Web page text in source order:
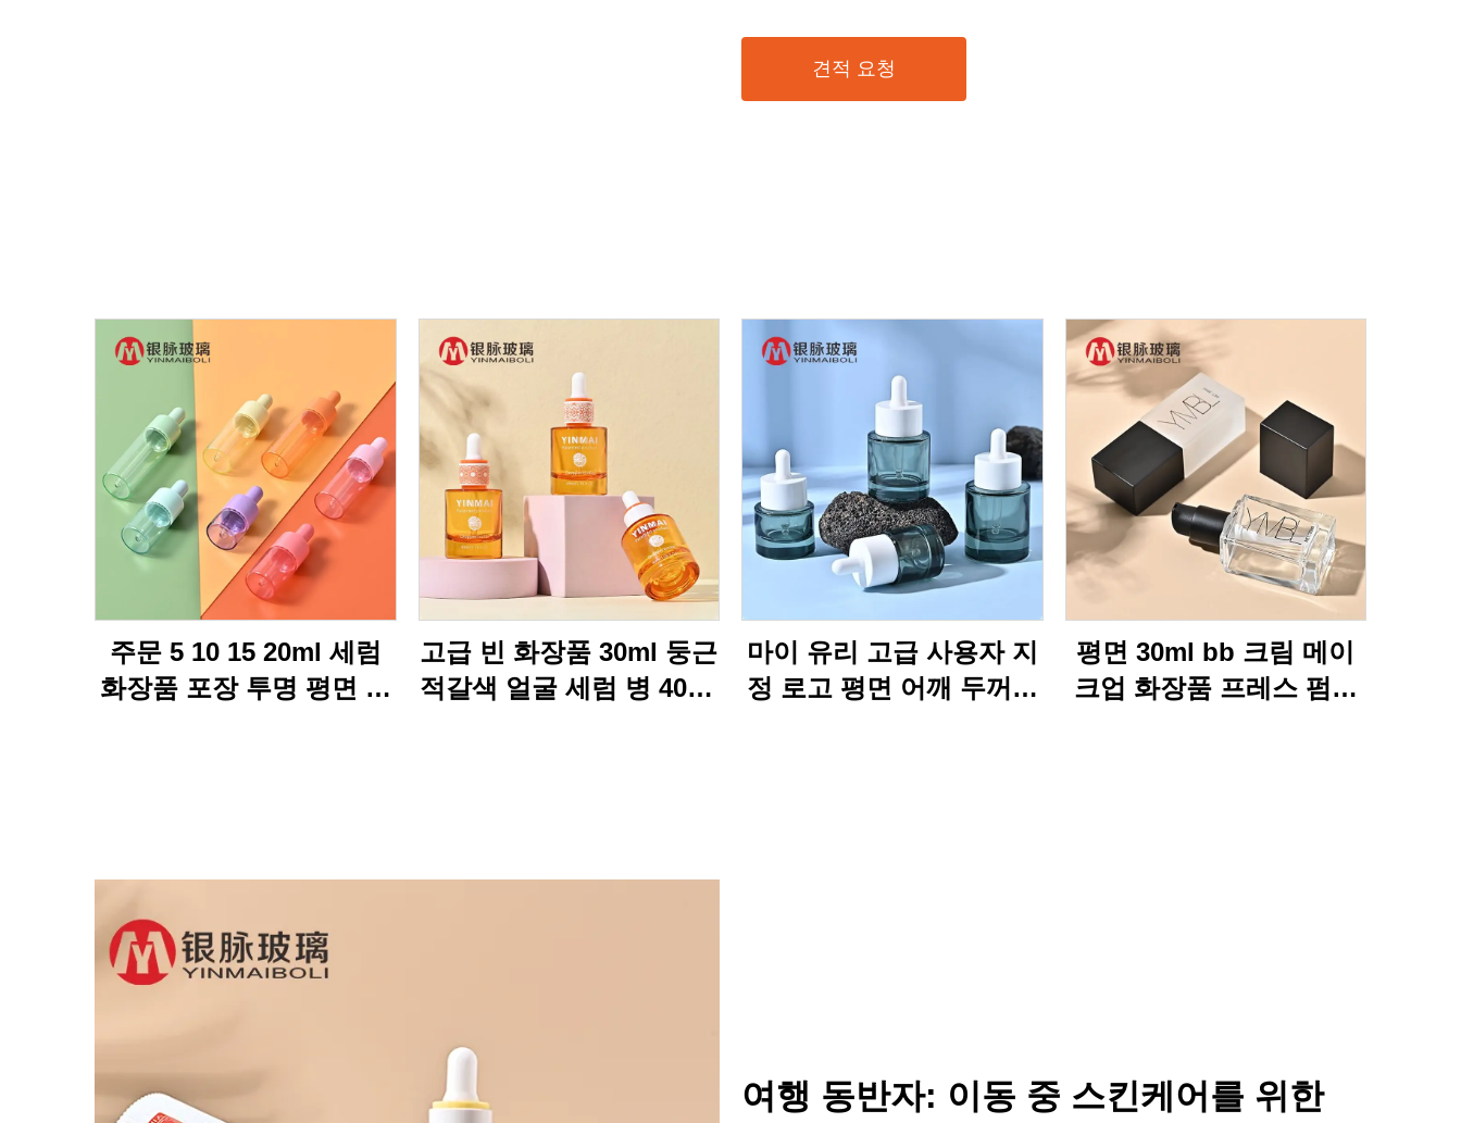
견적 요청
주문 5 10 15 20ml 세럼
화장품 포장 투명 평면 어
고급 빈 화장품 30ml 둥근
적갈색 얼굴 세럼 병 40ml
마이 유리 고급 사용자 지
정 로고 평면 어깨 두꺼운
평면 30ml bb 크림 메이
크업 화장품 프레스 펌프
여행 동반자: 이동 중 스킨케어를 위한